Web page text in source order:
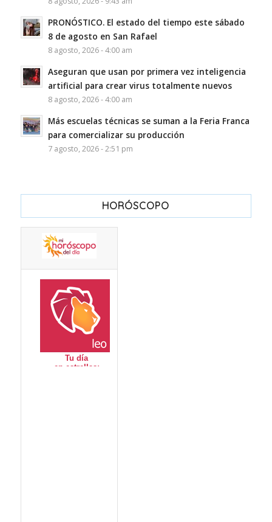
PRONÓSTICO. El estado del tiempo este sábado
8 de agosto en San Rafael
8 agosto, 2026 - 4:00 am
Aseguran que usan por primera vez inteligencia
artificial para crear virus totalmente nuevos
8 agosto, 2026 - 4:00 am
Más escuelas técnicas se suman a la Feria Franca
para comercializar su producción
7 agosto, 2026 - 2:51 pm
HORÓSCOPO